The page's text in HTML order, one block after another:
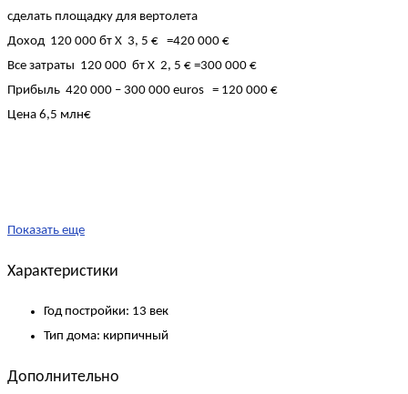
сделать площадку для вертолета
Доход 120 000 бт X 3, 5 € =420 000 €
Все затраты 120 000 бт X 2, 5 € =300 000 €
Прибыль 420 000 – 300 000 euros = 120 000 €
Цена 6,5 млн€
Показать еще
Характеристики
Год постройки: 13 век
Тип дома: кирпичный
Дополнительно